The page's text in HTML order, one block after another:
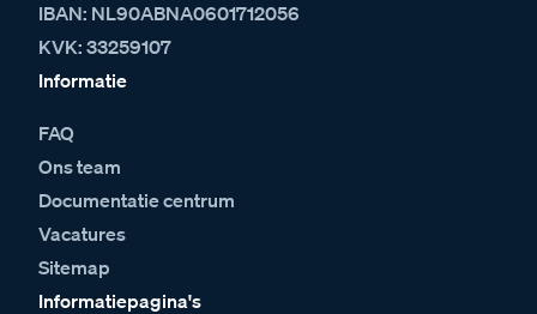
IBAN: NL90ABNA0601712056
KVK: 33259107
Informatie
FAQ
Ons team
Documentatie centrum
Vacatures
Sitemap
Informatiepagina's